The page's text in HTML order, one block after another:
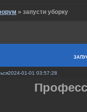
»запусти уборку
2024-01-01 03:57:28